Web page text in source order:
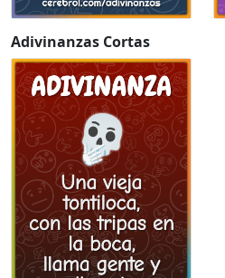
Adivinanzas Cortas